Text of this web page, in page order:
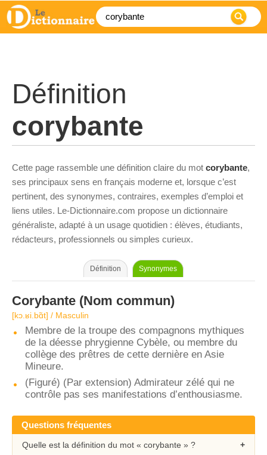
Définition
corybante
Cette page rassemble une définition claire du mot corybante,
ses principaux sens en français moderne et, lorsque c’est
pertinent, des synonymes, contraires, exemples d’emploi et
liens utiles. Le-Dictionnaire.com propose un dictionnaire
généraliste, adapté à un usage quotidien : élèves, étudiants,
rédacteurs, professionnels ou simples curieux.
Définition Synonymes
Corybante (Nom commun)
[kɔ.ʁi.bɑ̃t] / Masculin
Membre de la troupe des compagnons mythiques
de la déesse phrygienne Cybèle, ou membre du
collège des prêtres de cette dernière en Asie
Mineure.
(Figuré) (Par extension) Admirateur zélé qui ne
contrôle pas ses manifestations d’enthousiasme.
Questions fréquentes
Quelle est la définition du mot « corybante » ?